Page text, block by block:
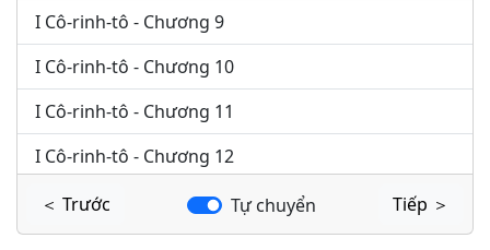
I Cô-rinh-tô - Chương 9
I Cô-rinh-tô - Chương 10
I Cô-rinh-tô - Chương 11
I Cô-rinh-tô - Chương 12
I Cô-rinh-tô - Chương 13
＜ Trước Tự chuyển Tiếp ＞